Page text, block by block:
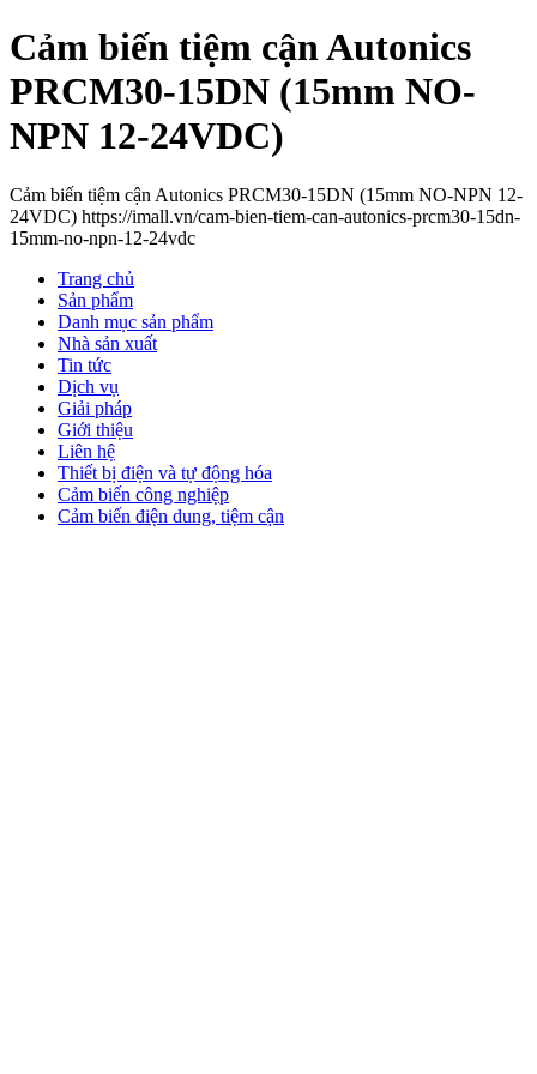
Cảm biến tiệm cận Autonics
PRCM30-15DN (15mm NO-
NPN 12-24VDC)
Cảm biến tiệm cận Autonics PRCM30-15DN (15mm NO-NPN 12-
24VDC) https://imall.vn/cam-bien-tiem-can-autonics-prcm30-15dn-
15mm-no-npn-12-24vdc
Trang chủ
Sản phẩm
Danh mục sản phẩm
Nhà sản xuất
Tin tức
Dịch vụ
Giải pháp
Giới thiệu
Liên hệ
Thiết bị điện và tự động hóa
Cảm biến công nghiệp
Cảm biến điện dung, tiệm cận